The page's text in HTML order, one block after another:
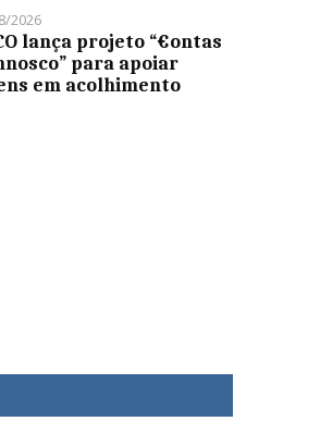
2026
lança projeto “€ontas
para apoiar
em acolhimento